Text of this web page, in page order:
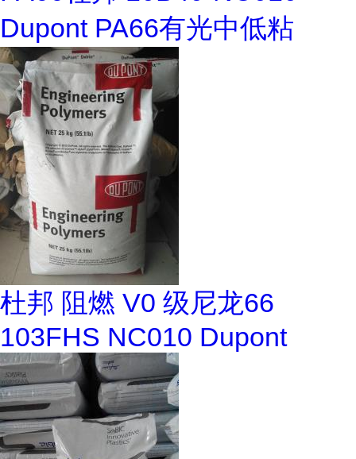
Dupont PA66有光中低粘
杜邦 阻燃 V0 级尼龙66
103FHS NC010 Dupont